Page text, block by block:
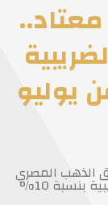
من يوليو
الذهب المصري
إجراء سنوي معتاد.. ورفع المتوسطات الضريبية بنسبة 10%